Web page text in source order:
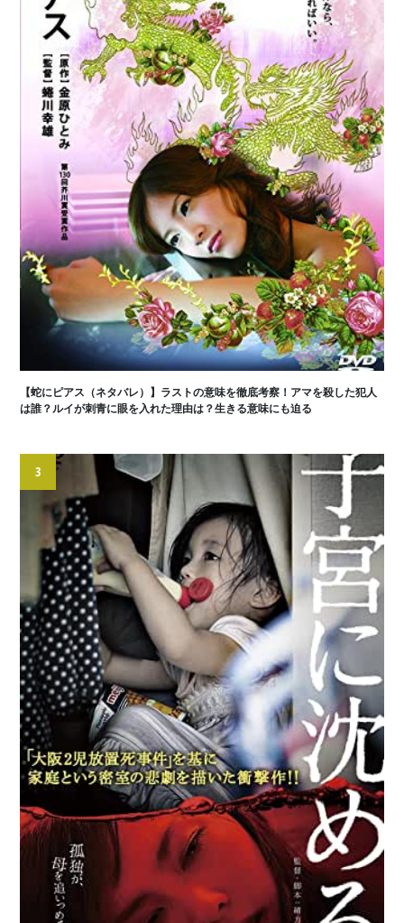
【蛇にピアス（ネタバレ）】ラストの意味を徹底考察！アマを殺した犯人
は誰？ルイが刺青に眼を入れた理由は？生きる意味にも迫る
3